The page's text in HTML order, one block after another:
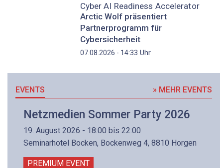
Cyber AI Readiness Accelerator
Arctic Wolf präsentiert
Partnerprogramm für
Cybersicherheit
07.08.2026 - 14:33 Uhr
EVENTS » MEHR EVENTS
Netzmedien Sommer Party 2026
19. August 2026 - 18:00 bis 22:00
Seminarhotel Bocken, Bockenweg 4, 8810 Horgen
PREMIUM EVENT